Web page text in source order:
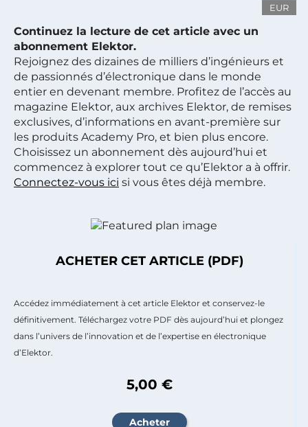
EUR
Continuez la lecture de cet article avec un
abonnement Elektor.
Rejoignez des dizaines de milliers d’ingénieurs et
de passionnés d’électronique dans le monde
entier en devenant membre. Profitez de l’accès au
magazine Elektor, aux archives Elektor, de remises
exclusives, d’informations en avant-première sur
les produits Academy Pro, et bien plus encore.
Choisissez un abonnement dès aujourd’hui et
commencez à explorer tout ce qu’Elektor a à offrir.
Connectez-vous ici si vous êtes déjà membre.
ACHETER CET ARTICLE (PDF)
Accédez immédiatement à cet article Elektor et conservez-le
définitivement. Téléchargez votre PDF dès aujourd’hui et plongez
dans l’univers de l’innovation et de l’expertise en électronique
d’Elektor.
5,00 €